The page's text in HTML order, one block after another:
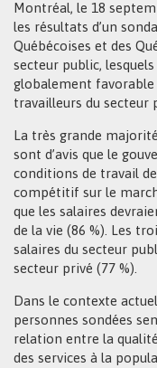
Montréal, le 18
les résultats d’un
Québécoises et des
secteur public,
globalement favorable
travailleurs du secteur
La très grande
sont d’avis que le
conditions de travail
compétitif sur le
que les salaires
de la vie (86 %). Les
salaires du secteur
secteur privé (77 %).
Dans le contexte
personnes sondées
relation entre la
des services à la